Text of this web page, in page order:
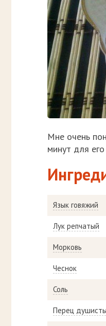
Мне очень
минут для
Язык говяжий
Лук репчатый
Морковь
Чеснок
Соль
Перец